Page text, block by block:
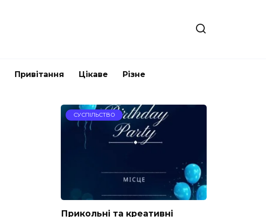
Привітання Цікаве Різне
СУСПІЛЬСТВО
Прикольні та креативні